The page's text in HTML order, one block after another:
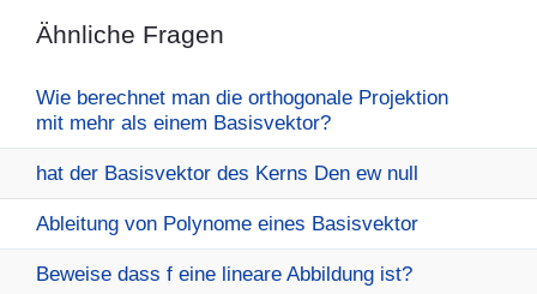
Ähnliche Fragen
Wie berechnet man die orthogonale Projektion
mit mehr als einem Basisvektor?
hat der Basisvektor des Kerns Den ew null
Ableitung von Polynome eines Basisvektor
Beweise dass f eine lineare Abbildung ist?